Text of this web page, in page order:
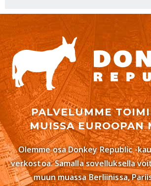
PALVELUMME
MUISSA EUROOPAN
Olemme osa Donkey Republic -
verkostoa. Samalla sovelluksella
muun muassa Berliinissa,